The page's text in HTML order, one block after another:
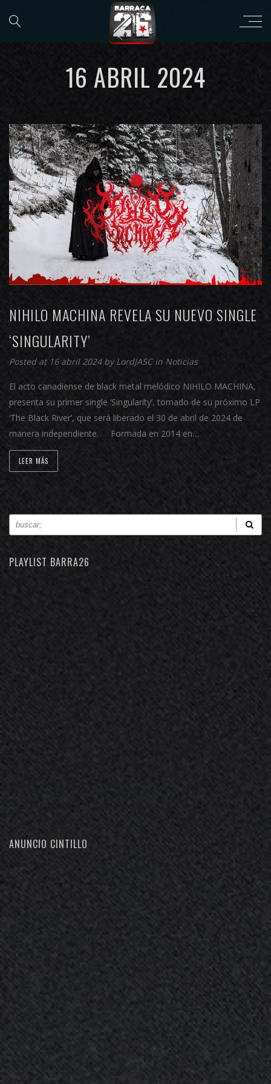
16 ABRIL 2024
NIHILO MACHINA REVELA SU NUEVO SINGLE
‘SINGULARITY’
Posted at 16 abril 2024 byLordJASCin Noticias
El acto canadiense de black metal melódico NIHILO MACHINA,
presenta su primer single ‘Singularity’, tomado de su próximo LP
‘The Black River’, que será liberado el 30 de abril de 2024 de
manera independiente. Formada en 2014 en…
LEER MÁS
PLAYLIST BARRA26
ANUNCIO CINTILLO